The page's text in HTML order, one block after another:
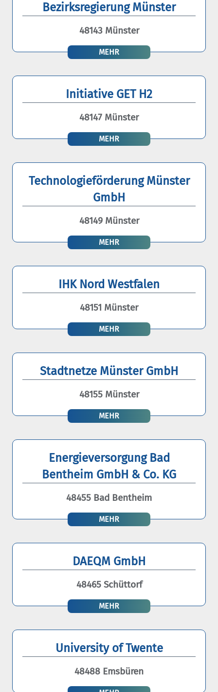
Bezirksregierung Münster
48143 Münster
MEHR
Initiative GET H2
48147 Münster
MEHR
Technologieförderung Münster
GmbH
48149 Münster
MEHR
IHK Nord Westfalen
48151 Münster
MEHR
Stadtnetze Münster GmbH
48155 Münster
MEHR
Energieversorgung Bad
Bentheim GmbH & Co. KG
48455 Bad Bentheim
MEHR
DAEQM GmbH
48465 Schüttorf
MEHR
University of Twente
48488 Emsbüren